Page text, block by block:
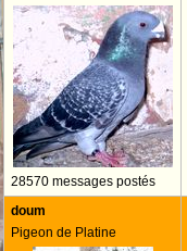
28570 messages postés
doum
Pigeon de Platine